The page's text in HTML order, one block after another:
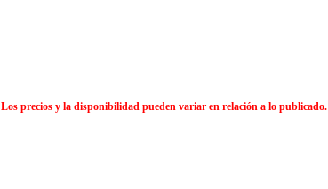
Los precios y la disponibilidad pueden variar en relación a lo publicado.